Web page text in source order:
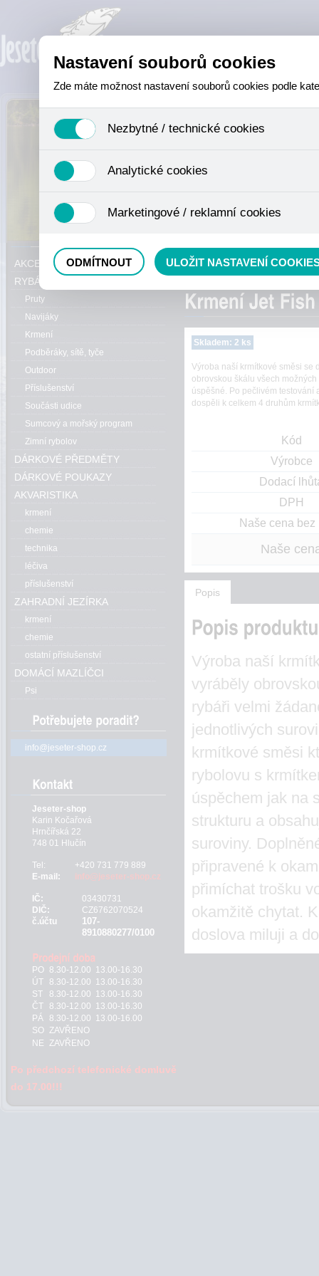
Právě se nacházíte:
Method mixy
Skladem: 2 ks
Výroba naší krmítkové směsi se
obrovskou škálu všech
úspěšné. Po pečlivém
dospěli k celkem 4 druhům
Kód
Výrobce
Dodací
DPH
Naše cena bez
Naše
Popis
Výroba naší
vyráběly
rybáři velmi
jednotlivých
krmítkové směsi
rybolovu s
úspěchem jak na
strukturu a
suroviny.
připravené k
přimíchat trošku
okamžitě chytat.
doslova miluji a
AKCE, SLEVY, VÝPRODEJ
RYBÁŘSKÝ SORTIMENT
Pruty
Navijáky
Krmení
Podběráky, sítě, tyče
Outdoor
Příslušenství
Součásti udice
Sumcový a mořský program
Zimní rybolov
DÁRKOVÉ PŘEDMĚTY
DÁRKOVÉ POUKAZY
AKVARISTIKA
krmení
chemie
technika
léčiva
příslušenství
ZAHRADNÍ JEZÍRKA
krmení
chemie
ostatní příslušenství
DOMÁCÍ MAZLÍČCI
Psi
info@jeseter-shop.cz
Jeseter-shop
Karin Kočařová
Hrnčířská 22
748 01 Hlučín
Tel:
+420 731 779 889
E-mail:
info@jeseter-shop.cz
IČ:
03430731
DIČ:
CZ6762070524
č.účtu
107-
8910880277/0100
PO 8.30-12.00 13.00-16.30
ÚT
8.30-12.00 13.00-16.30
ST
8.30-12.00 13.00-16.30
ČT
8.30-12.00 13.00-16.30
PÁ
8.30-12.00 13.00-16.00
SO ZAVŘENO
NE ZAVŘENO
Po předchozí telefonické domluvě
do 17.00!!!
Nastavení souborů cookies
Zde máte možnost nastavení souborů cookies podle
Nezbytné / technické cookies
se mimo jiné k ukládání produktů v nákupním košíku,
není zapotřebí Váš souhlas a není možné jej ani odebrat.
Analytické cookies
nejedná o osobní údaje, protože anonymizované cookies
odkazy, prohlížené zboží apod.
Marketingové / reklamní cookies
ODMÍTNOUT ULOŽIT NASTAVENÍ